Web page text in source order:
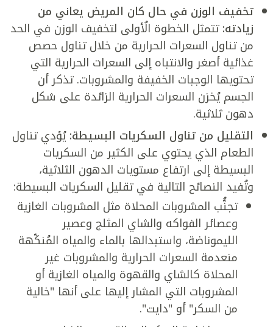
تخفيف الوزن في حال كان المريض يعاني من
زيادته:تتمثل الخطوة الُأولى لتخفيف الوزن في الحد
من تناول السعرات الحرارية من خلال تناول حصص
غذائية أصغر والانتباه إلى السعرات الحرارية التي
تحتويها الوجبات الخفيفة والمشروبات. تذكر أن
الجسم يُخزن السعرات الحرارية الزائدة على شكل
دهون ثلاثية.
التقليل من تناول السكريات البسيطة:يُؤدي تناول
الطعام الذي يحتوي على الكثير من السكريات
البسيطة إلى ارتفاع مستويات الدهون الثلاثية،
وتُفيد النصائح التالية في تقليل السكريات البسيطة:
تجنُّب المشروبات المحلاة مثل المشروبات الغازية
وعصائر الفواكه والشاي المثلج وعصير
الليموناضة، واستبدالها بالماء والمياه المُنكّهة
منعدمة السعرات الحرارية والمشروبات غير
المحلاة كالشاي والقهوة والمياه الغازية أو
المشروبات التي المشار إليها على أنها "خالية
من السكر" أو "دايت".